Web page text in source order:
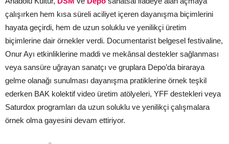
çalışırken hem kısa süreli aciliyet içeren dayanışma biçimlerini
hayata geçirdi, hem de uzun soluklu ve yenilikçi üretim
biçimlerine dair örnekler verdi. Documentarist belgesel festivaline,
Onur Ayı etkinliklerine maddi ve mekânsal destekler sağlanması
veya sansüre uğrayan sanatçı ve gruplara Depo’da biraraya
gelme olanağı sunulması dayanışma pratiklerine örnek teşkil
ederken BAK kolektif video üretim atölyeleri, YFF destekleri veya
Saturdox programları da uzun soluklu ve yenilikçi çalışmalara
örnek olma gayesini devam ettiriyor.